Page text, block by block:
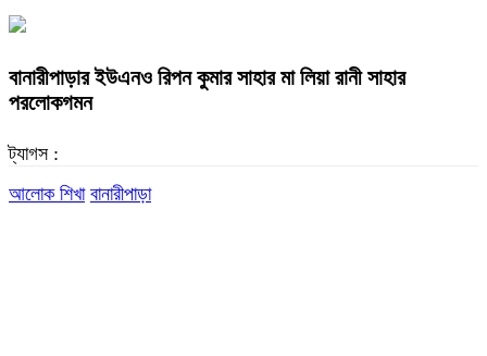
বানারীপাড়ার ইউএনও রিপন কুমার সাহার মা লিয়া রানী সাহার
পরলোকগমন
ট্যাগস :
আলোক শিখা বানারীপাড়া